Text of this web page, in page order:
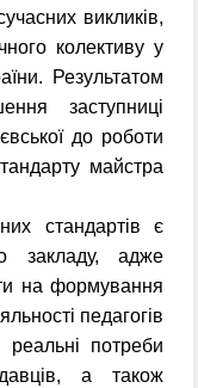
викликів,
колективу у
Результатом
заступниці
до роботи
майстра
стандартів є
закладу, адже
на формування
педагогів
реальні потреби
а також